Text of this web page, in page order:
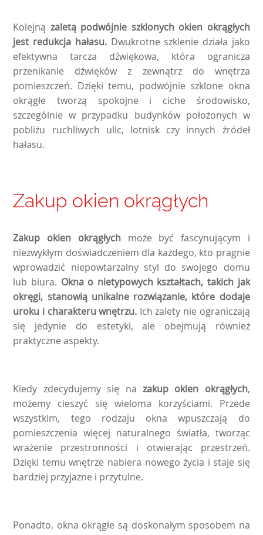
Kolejną zaletą podwójnie szklonych okien okrągłych
jest redukcja hałasu.Dwukrotne szklenie działa jako
efektywna tarcza dźwiękowa, która ogranicza
przenikanie dźwięków z zewnątrz do wnętrza
pomieszczeń. Dzięki temu, podwójnie szklone okna
okrągłe tworzą spokojne i ciche środowisko,
szczególnie w przypadku budynków położonych w
pobliżu ruchliwych ulic, lotnisk czy innych źródeł
hałasu.
Zakup okien okrągłych
Zakup okien okrągłychmoże być fascynującym i
niezwykłym doświadczeniem dla każdego, kto pragnie
wprowadzić niepowtarzalny styl do swojego domu
lub biura. Okna o nietypowych kształtach, takich jak
okręgi, stanowią unikalne rozwiązanie, które dodaje
uroku i charakteru wnętrzu. Ich zalety nie ograniczają
się jedynie do estetyki, ale obejmują również
praktyczne aspekty.
Kiedy zdecydujemy się na zakup okien okrągłych,
możemy cieszyć się wieloma korzyściami. Przede
wszystkim, tego rodzaju okna wpuszczają do
pomieszczenia więcej naturalnego światła, tworząc
wrażenie przestronności i otwierając przestrzeń.
Dzięki temu wnętrze nabiera nowego życia i staje się
bardziej przyjazne i przytulne.
Ponadto, okna okrągłe są doskonałym sposobem na